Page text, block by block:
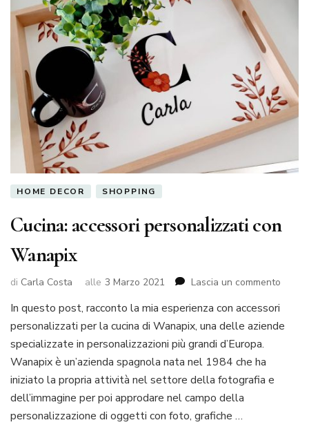
HOME DECOR SHOPPING
Cucina: accessori personalizzati con
Wanapix
di Carla Costa alle 3 Marzo 2021 Lascia un commento
In questo post, racconto la mia esperienza con accessori
personalizzati per la cucina di Wanapix, una delle aziende
specializzate in personalizzazioni più grandi d’Europa.
Wanapix è un’azienda spagnola nata nel 1984 che ha
iniziato la propria attività nel settore della fotografia e
dell’immagine per poi approdare nel campo della
personalizzazione di oggetti con foto, grafiche …